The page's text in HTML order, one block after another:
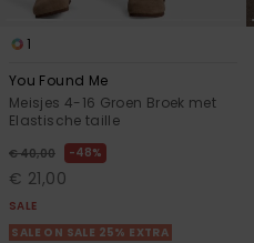
1
You Found Me
Meisjes 4-16 Groen Broek met
Elastische taille
€ 40,00 48%
€ 21,00
SALE
SALE ON SALE 25% EXTRA